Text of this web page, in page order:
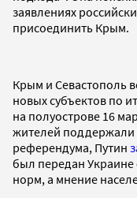
заявлениях
присоединить Крым.
Крым и Севастополь
новых субъектов по
на полуострове 16
жителей поддержали
референдума, Путин
был передан
норм, а мнение